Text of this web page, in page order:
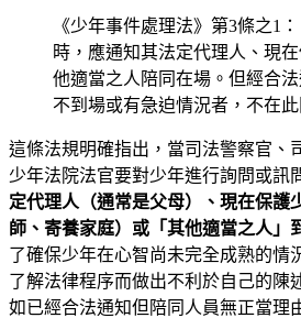
《少年事件處理法》第3條之1
時，應通知其法定代理人、現
他適當之人陪同在場。但經合
不到場或有急迫情況者，不在
這條法規明確指出，當司法警察官、
少年法院法官要對少年進行詢問或訊
定代理人（通常是父母）、現在保護
師、寄養家庭）或「其他適當之人」
了確保少年在心智尚未完全成熟的情
了解法律程序而做出不利於自己的陳
如已經合法通知但陪同人員無正當理